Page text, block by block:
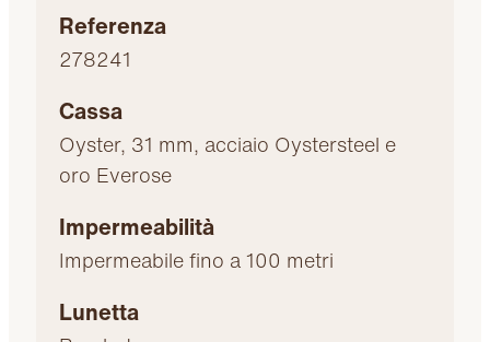
Referenza
278241
Cassa
Oyster, 31 mm, acciaio Oystersteel e
oro Everose
Impermeabilità
Impermeabile fino a 100 metri
Lunetta